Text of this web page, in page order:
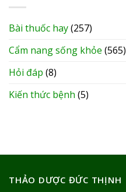
Bài thuốc hay(257)
Cẩm nang sống khỏe (565)
Hỏi đáp (8)
Kiến thức bệnh (5)
THẢO DƯỢC ĐỨC THỊNH